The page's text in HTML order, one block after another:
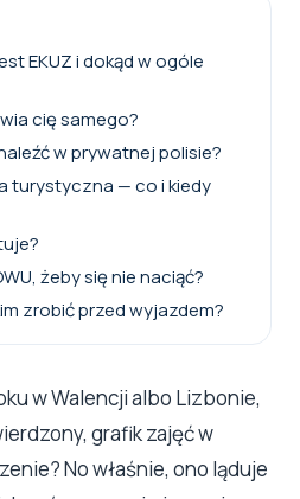
EKUZ i dokąd w ogóle
cię samego?
w prywatnej polisie?
turystyczna — co i kiedy
żeby się nie naciąć?
zrobić przed wyjazdem?
w Walencji albo Lizbonie,
grafik zajęć w
No właśnie, ono ląduje